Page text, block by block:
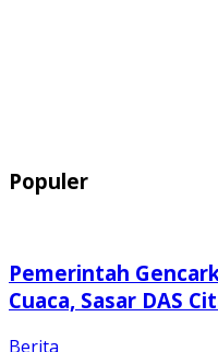
Populer
Pemerintah
Cuaca, Sasar DAS
Berita